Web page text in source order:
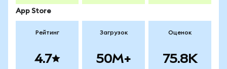
App Store
Рейтинг
4.7
Загрузок
50M+
Оценок
75.8K